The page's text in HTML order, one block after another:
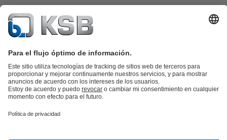
Catálogo de productosRepuestos KSB
SupremeServ
KSB SupremeServ: Premium service for pumps and